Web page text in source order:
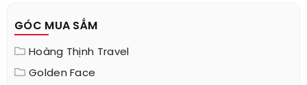
GÓC MUA SẮM
Hoàng Thịnh Travel
Golden Face